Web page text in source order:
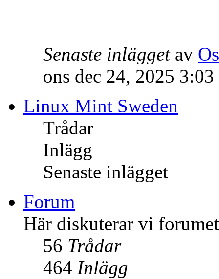
Senaste inläggetav
ons dec 24, 2025
Linux Mint Sweden
Trådar
Inlägg
Senaste inlägget
Forum
Här diskuterar vi
56 Trådar
464 Inlägg